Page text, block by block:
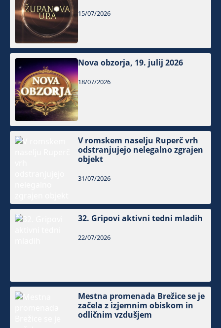
15/07/2026
Nova obzorja, 19. julij 2026
18/07/2026
V romskem naselju Ruperč vrh
odstranjujejo nelegalno zgrajen
objekt
31/07/2026
32. Gripovi aktivni tedni mladih
22/07/2026
Mestna promenada Brežice se je
začela z izjemnim obiskom in
odličnim vzdušjem